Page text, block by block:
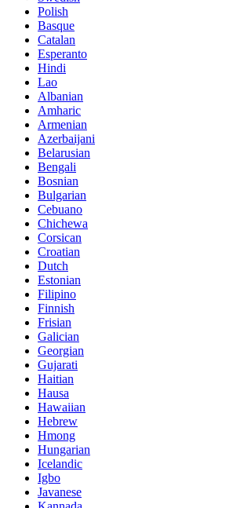
Polish
Basque
Catalan
Esperanto
Hindi
Lao
Albanian
Amharic
Armenian
Azerbaijani
Belarusian
Bengali
Bosnian
Bulgarian
Cebuano
Chichewa
Corsican
Croatian
Dutch
Estonian
Filipino
Finnish
Frisian
Galician
Georgian
Gujarati
Haitian
Hausa
Hawaiian
Hebrew
Hmong
Hungarian
Icelandic
Igbo
Javanese